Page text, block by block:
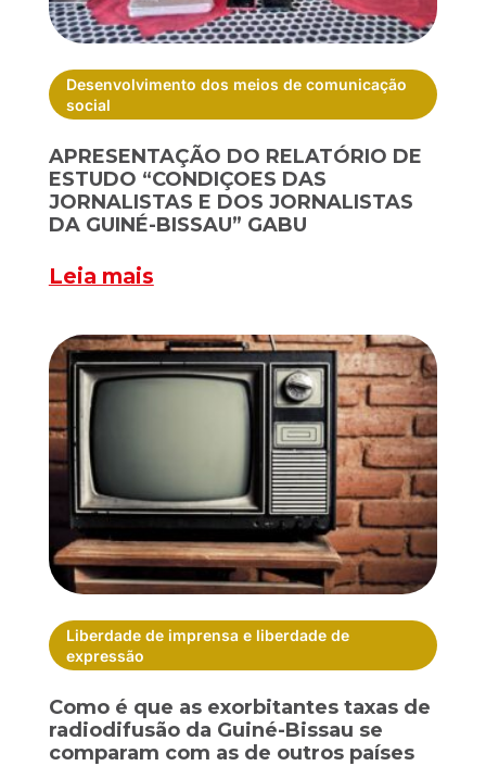
Desenvolvimento dos meios de comunicação
social
APRESENTAÇÃO DO RELATÓRIO DE
ESTUDO “CONDIÇOES DAS
JORNALISTAS E DOS JORNALISTAS
DA GUINÉ-BISSAU” GABU
Leia mais
Liberdade de imprensa e liberdade de
expressão
Como é que as exorbitantes taxas de
radiodifusão da Guiné-Bissau se
comparam com as de outros países